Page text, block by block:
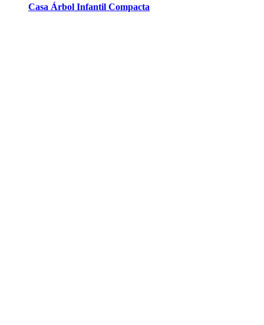
Casa Árbol Infantil Compacta